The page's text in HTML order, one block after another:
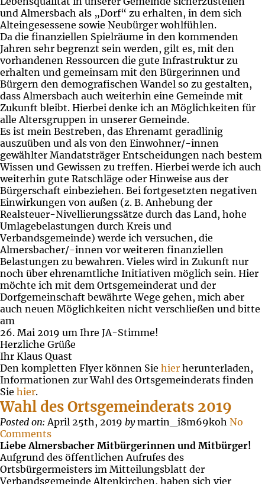
und Almersbach als „Dorf“ zu erhalten, in dem sich
Alteingesessene sowie Neubürger wohlfühlen.
Da die finanziellen Spielräume in den kommenden
Jahren sehr begrenzt sein werden, gilt es, mit den
vorhandenen Ressourcen die gute Infrastruktur zu
erhalten und gemeinsam mit den Bürgerinnen und
Bürgern den demografischen Wandel so zu gestalten,
dass Almersbach auch weiterhin eine Gemeinde mit
Zukunft bleibt. Hierbei denke ich an Möglichkeiten für
alle Altersgruppen in unserer Gemeinde.
Es ist mein Bestreben, das Ehrenamt geradlinig
auszuüben und als von den Einwohner/-innen
gewählter Mandatsträger Entscheidungen nach bestem
Wissen und Gewissen zu treffen. Hierbei werde ich auch
weiterhin gute Ratschläge oder Hinweise aus der
Bürgerschaft einbeziehen. Bei fortgesetzten negativen
Einwirkungen von außen (z. B. Anhebung der
Realsteuer-Nivellierungssätze durch das Land, hohe
Umlagebelastungen durch Kreis und
Verbandsgemeinde) werde ich versuchen, die
Almersbacher/-innen vor weiteren finanziellen
Belastungen zu bewahren. Vieles wird in Zukunft nur
noch über ehrenamtliche Initiativen möglich sein. Hier
möchte ich mit dem Ortsgemeinderat und der
Dorfgemeinschaft bewährte Wege gehen, mich aber
auch neuen Möglichkeiten nicht verschließen und bitte
am
26. Mai 2019 um Ihre JA-Stimme!
Herzliche Grüße
Ihr Klaus Quast
Den kompletten Flyer können Sie hier herunterladen,
Informationen zur Wahl des Ortsgemeinderats finden
Sie hier.
Wahl des Ortsgemeinderats 2019
Posted on: April 25th, 2019 bymartin_i8m69koh No
Comments
Liebe Almersbacher Mitbürgerinnen und Mitbürger!
Aufgrund des öffentlichen Aufrufes des
Ortsbürgermeisters im Mitteilungsblatt der
Verbandsgemeinde Altenkirchen, haben sich vier